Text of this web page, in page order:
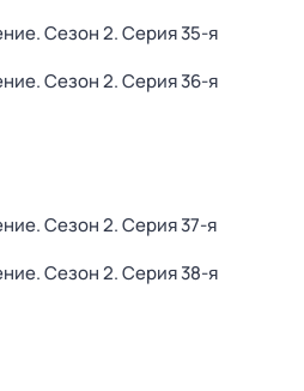
. Сезон 2. Серия 35-я
. Сезон 2. Серия 36-я
. Сезон 2. Серия 37-я
. Сезон 2. Серия 38-я